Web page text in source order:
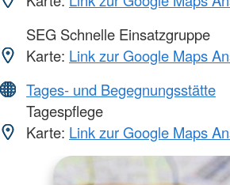
SEG Schnelle Einsatzgruppe
Karte: Link zur Google Maps
Tages- und Begegnungsstätte
Tagespflege
Karte: Link zur Google Maps